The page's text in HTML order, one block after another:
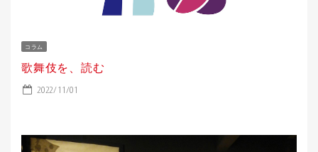
コラム
歌舞伎を、読む
2022/11/01